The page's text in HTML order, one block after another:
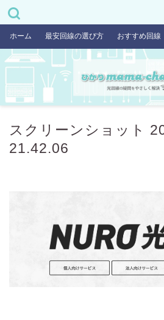
ホーム 最安回線の選び方 おすすめ回線
スクリーンショット
21.42.06